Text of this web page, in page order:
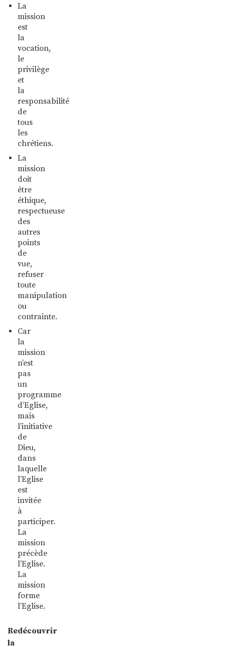
La
mission
est
la
vocation,
le
privilège
et
la
responsabilité
de
tous
les
chrétiens.
La
mission
doit
être
éthique,
respectueuse
des
autres
points
de
vue,
refuser
toute
manipulation
ou
contrainte.
Car
la
mission
n’est
pas
un
programme
d’Eglise,
mais
l’initiative
de
Dieu,
dans
laquelle
l’Eglise
est
invitée
à
participer.
La
mission
précède
l’Eglise.
La
mission
forme
l’Eglise.
Redécouvrir
la